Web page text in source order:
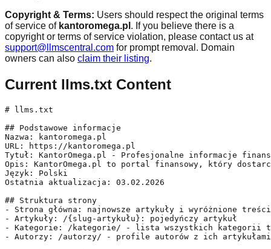
Copyright & Terms: Users should respect the original terms
of service of kantoromega.pl . If you believe there is a
copyright or terms of service violation, please contact us at
support@llmscentral.com for prompt removal. Domain
owners can also claim their listing.
Current llms.txt Content
# llms.txt
## Podstawowe informacje
Nazwa: kantoromega.pl
URL: https://kantoromega.pl
Tytuł: KantorOmega.pl - Profesjonalne informacje
Opis: KantorOmega.pl to portal finansowy, który
Język: Polski
Ostatnia aktualizacja: 03.02.2026
## Struktura strony
- Strona główna: najnowsze artykuły i wyróżnione treści
- Artykuły: /{slug-artykułu}: pojedyńczy artykuł
- Kategorie: /kategorie/ - lista wszystkich kategorii
- Autorzy: /autorzy/ - profile autorów z ich artykułami